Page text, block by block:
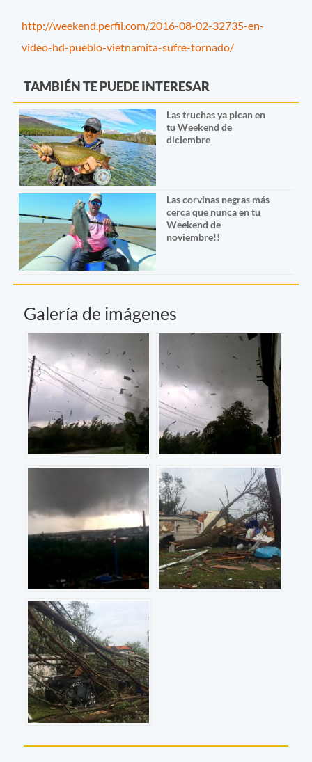
http://weekend.perfil.com/2016-08-02-32735-en-
video-hd-pueblo-vietnamita-sufre-tornado/
TAMBIÉN TE PUEDE INTERESAR
Las truchas ya pican en
tu Weekend de
diciembre
Las corvinas negras más
cerca que nunca en tu
Weekend de
noviembre!!
Galería de imágenes